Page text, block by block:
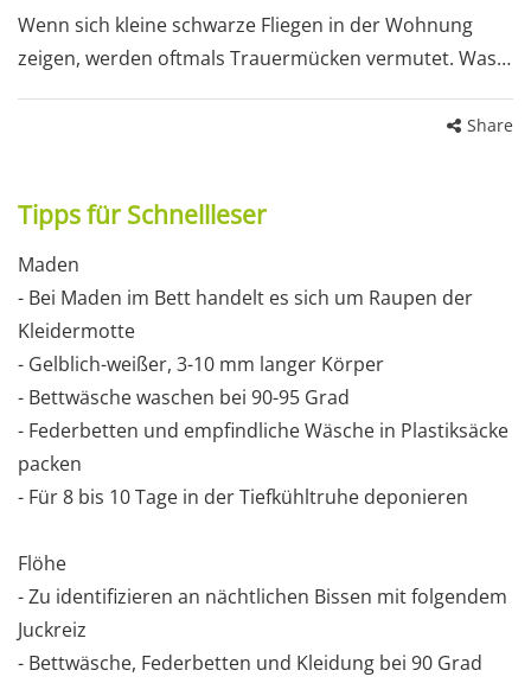
Wenn sich kleine schwarze Fliegen in der Wohnung
zeigen, werden oftmals Trauermücken vermutet. Was…
Share
Tipps für Schnellleser
Maden
- Bei Maden im Bett handelt es sich um Raupen der
Kleidermotte
- Gelblich-weißer, 3-10 mm langer Körper
- Bettwäsche waschen bei 90-95 Grad
- Federbetten und empfindliche Wäsche in Plastiksäcke
packen
- Für 8 bis 10 Tage in der Tiefkühltruhe deponieren
Flöhe
- Zu identifizieren an nächtlichen Bissen mit folgendem
Juckreiz
- Bettwäsche, Federbetten und Kleidung bei 90 Grad